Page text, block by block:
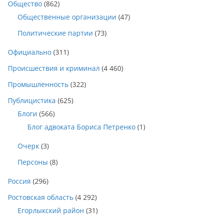
Общество (862)
Общественные организации (47)
Политические партии (73)
Официально (311)
Происшествия и криминал (4 460)
Промышленность (322)
Публицистика (625)
Блоги (566)
Блог адвоката Бориса Петренко (1)
Очерк (3)
Персоны (8)
Россия (296)
Ростовская область (4 292)
Егорлыкский район (31)